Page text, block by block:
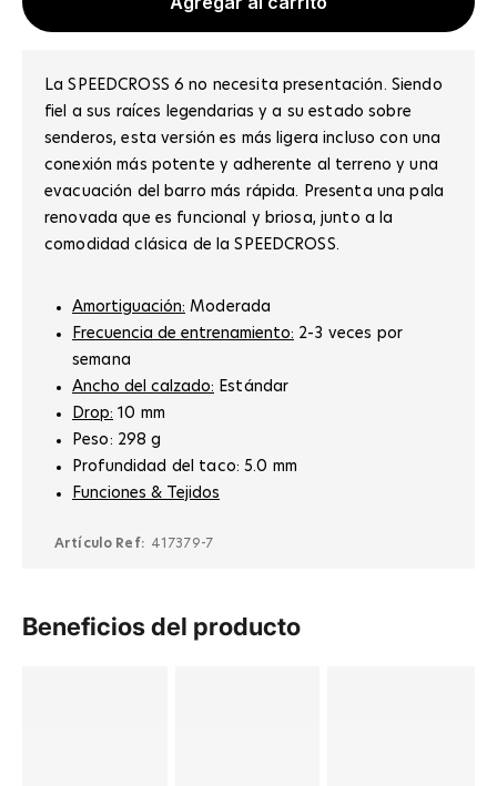
La SPEEDCROSS 6 no necesita presentación. Siendo
fiel a sus raíces legendarias y a su estado sobre
senderos, esta versión es más ligera incluso con una
conexión más potente y adherente al terreno y una
evacuación del barro más rápida. Presenta una pala
renovada que es funcional y briosa, junto a la
comodidad clásica de la SPEEDCROSS.
Amortiguación: Moderada
Frecuencia de entrenamiento: 2-3 veces por
semana
Ancho del calzado: Estándar
Drop: 10 mm
Peso: 298 g
Profundidad del taco: 5.0 mm
Funciones & Tejidos
Artículo Ref: 417379-7
Beneficios del producto